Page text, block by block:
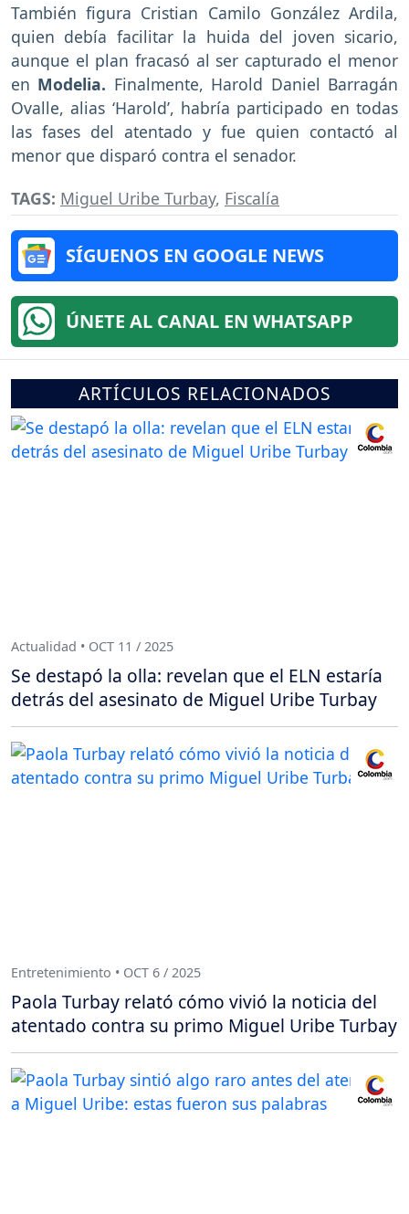
También figura Cristian Camilo González Ardila,
quien debía facilitar la huida del joven sicario,
aunque el plan fracasó al ser capturado el menor
en Modelia. Finalmente, Harold Daniel Barragán
Ovalle, alias ‘Harold’, habría participado en todas
las fases del atentado y fue quien contactó al
menor que disparó contra el senador.
TAGS: Miguel Uribe Turbay, Fiscalía
SÍGUENOS EN GOOGLE NEWS
ÚNETE AL CANAL EN WHATSAPP
ARTÍCULOS RELACIONADOS
Actualidad • OCT 11 / 2025
Se destapó la olla: revelan que el ELN estaría
detrás del asesinato de Miguel Uribe Turbay
Entretenimiento • OCT 6 / 2025
Paola Turbay relató cómo vivió la noticia del
atentado contra su primo Miguel Uribe Turbay